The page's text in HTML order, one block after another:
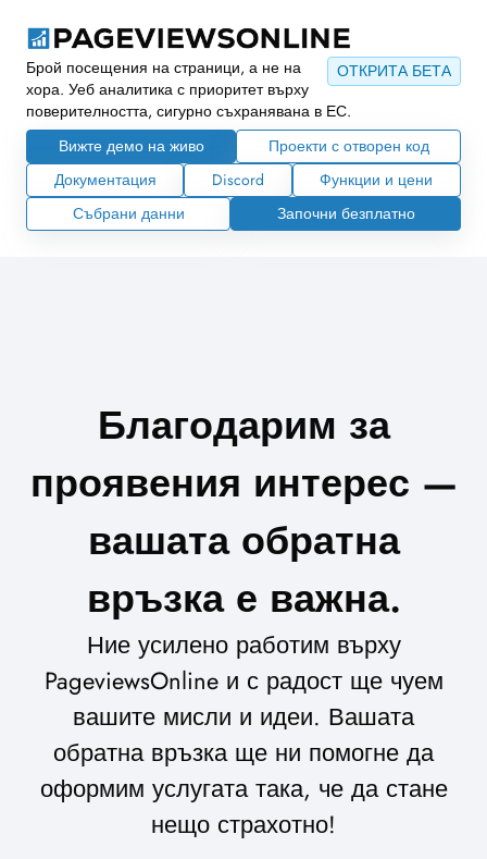
ОТКРИТА БЕТА
Брой посещения на страници, а не на
хора. Уеб аналитика с приоритет върху
поверителността, сигурно съхранявана в ЕС.
Вижте демо на живо
Проекти с отворен код
Документация
Discord
Функции и цени
Събрани данни
Започни безплатно
Благодарим за
проявения интерес —
вашата обратна
връзка е важна.
Ние усилено работим върху
PageviewsOnline и с радост ще чуем
вашите мисли и идеи. Вашата
обратна връзка ще ни помогне да
оформим услугата така, че да стане
нещо страхотно!